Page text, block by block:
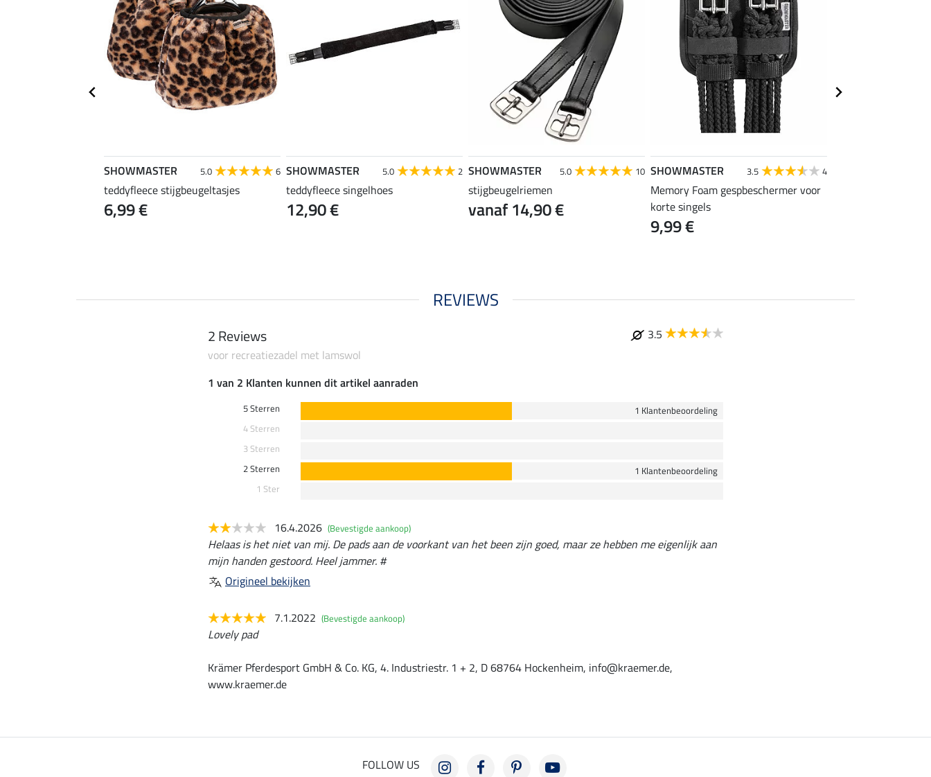
SHOWMASTER 5.0 6
teddyfleece stijgbeugeltasjes
6,99 €
SHOWMASTER 5.0 2
teddyfleece singelhoes
12,90 €
SHOWMASTER 5.0 10
stijgbeugelriemen
vanaf 14,90 €
SHOWMASTER 3.5 4
Memory Foam gespbeschermer voor
korte singels
9,99 €
REVIEWS
2 Reviews
3.5
voor recreatiezadel met lamswol
1 van 2 Klanten kunnen dit artikel aanraden
5 Sterren
1 Klantenbeoordeling
4 Sterren
3 Sterren
2 Sterren
1 Klantenbeoordeling
1 Ster
16.4.2026 (Bevestigde aankoop)
Helaas is het niet van mij. De pads aan de voorkant van het been zijn goed, maar ze hebben me eigenlijk aan
mijn handen gestoord. Heel jammer. #
Origineel bekijken
7.1.2022 (Bevestigde aankoop)
Lovely pad
Krämer Pferdesport GmbH & Co. KG, 4. Industriestr. 1 + 2, D 68764 Hockenheim, info@kraemer.de,
www.kraemer.de
FOLLOW US